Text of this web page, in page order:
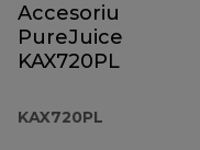
Accesoriu
PureJuice
KAX720PL
KAX720PL